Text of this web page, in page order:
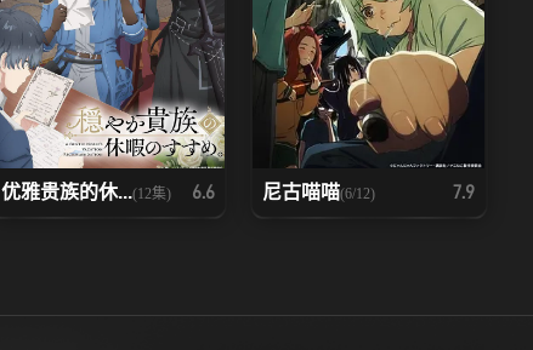
优雅贵族的休...(12集) 6.6 尼古喵喵(6/12) 7.9